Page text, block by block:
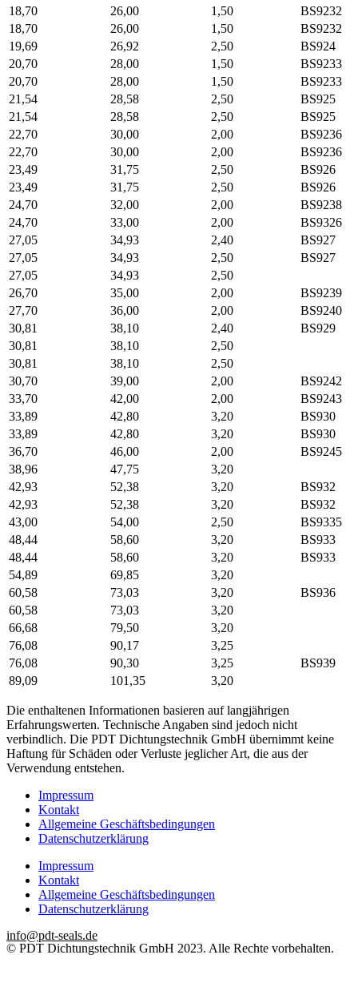
18,70 26,00 1,50
BS9232
18,70
26,00 1,50
BS9232
19,69
26,92 2,50
BS924
20,70
28,00 1,50
BS9233
20,70
28,00 1,50
BS9233
21,54
28,58 2,50
BS925
21,54
28,58 2,50
BS925
22,70
30,00 2,00
BS9236
22,70
30,00 2,00
BS9236
23,49
31,75 2,50
BS926
23,49
31,75 2,50
BS926
24,70
32,00 2,00
BS9238
24,70
33,00 2,00
BS9326
27,05
34,93 2,40
BS927
27,05
34,93 2,50
BS927
27,05
34,93
2,50
26,70
35,00 2,00
BS9239
27,70
36,00 2,00
BS9240
30,81
38,10 2,40
BS929
30,81
38,10
2,50
30,81
38,10
2,50
30,70
39,00 2,00
BS9242
33,70
42,00 2,00
BS9243
33,89
42,80 3,20
BS930
33,89
42,80 3,20
BS930
36,70
46,00 2,00
BS9245
38,96
47,75
3,20
42,93
52,38 3,20
BS932
42,93
52,38 3,20
BS932
43,00
54,00 2,50
BS9335
48,44
58,60 3,20
BS933
48,44
58,60 3,20
BS933
54,89
69,85
3,20
60,58
73,03 3,20
BS936
60,58
73,03
3,20
66,68
79,50
3,20
76,08
90,17
3,25
76,08
90,30 3,25
BS939
89,09
101,35 3,20
Die enthaltenen Informationen basieren auf langjährigen
Erfahrungswerten. Technische Angaben sind jedoch nicht
verbindlich. Die PDT Dichtungstechnik GmbH übernimmt keine
Haftung für Schäden oder Verluste jeglicher Art, die aus der
Verwendung entstehen.
Impressum
Kontakt
Allgemeine Geschäftsbedingungen
Datenschutzerklärung
Impressum
Kontakt
Allgemeine Geschäftsbedingungen
Datenschutzerklärung
info@pdt-seals.de
© PDT Dichtungstechnik GmbH 2023. Alle Rechte vorbehalten.